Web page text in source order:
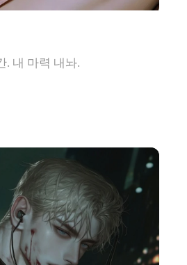
. 내 마력 내놔.